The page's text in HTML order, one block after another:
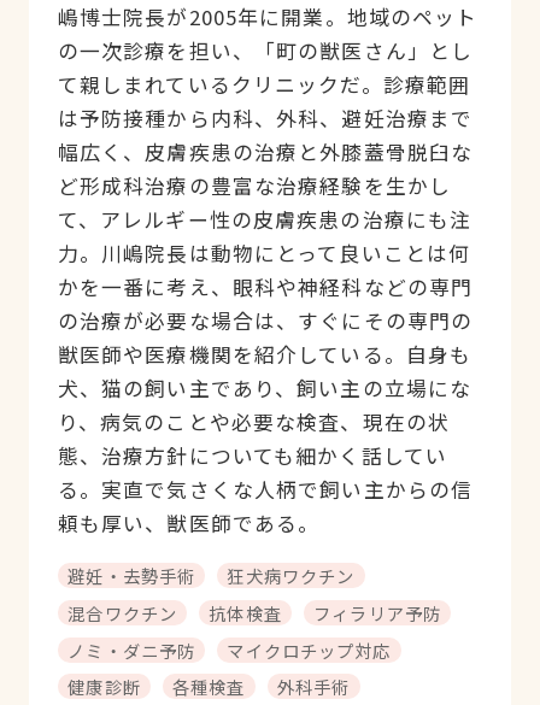
嶋博士院長が2005年に開業。地域のペット
の一次診療を担い、「町の獣医さん」とし
て親しまれているクリニックだ。診療範囲
は予防接種から内科、外科、避妊治療まで
幅広く、皮膚疾患の治療と外膝蓋骨脱臼な
ど形成科治療の豊富な治療経験を生かし
て、アレルギー性の皮膚疾患の治療にも注
力。川嶋院長は動物にとって良いことは何
かを一番に考え、眼科や神経科などの専門
の治療が必要な場合は、すぐにその専門の
獣医師や医療機関を紹介している。自身も
犬、猫の飼い主であり、飼い主の立場にな
り、病気のことや必要な検査、現在の状
態、治療方針についても細かく話してい
る。実直で気さくな人柄で飼い主からの信
頼も厚い、獣医師である。
避妊・去勢手術
狂犬病ワクチン
混合ワクチン
抗体検査
フィラリア予防
ノミ・ダニ予防
マイクロチップ対応
健康診断
各種検査
外科手術